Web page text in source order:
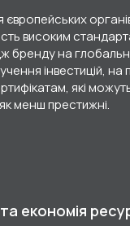
високим
бренду на
інвестицій, на
які
менш престижні.
економія